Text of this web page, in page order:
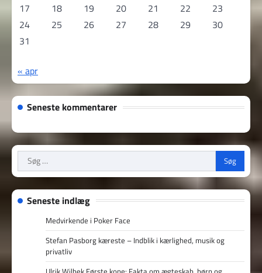
17
18 19 20 21 22
23
24
25 26 27 28 29
30
31
« apr
Seneste kommentarer
Søg
efter:
Seneste indlæg
Medvirkende i Poker Face
Stefan Pasborg kæreste – Indblik i kærlighed, musik og
privatliv